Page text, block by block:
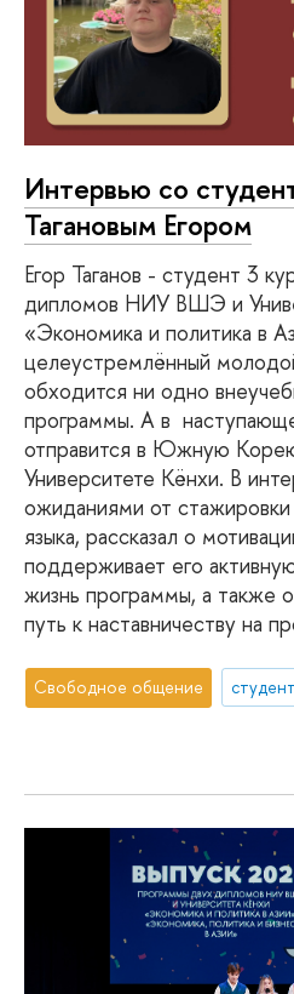
Интервью со
Тагановым Егором
Егор Таганов - студент 3
дипломов НИУ ВШЭ и
«Экономика и политика в
целеустремлённый
обходится ни одно
программы. А в
отправится в Южную
Университете Кёнхи. В
ожиданиями от стажировки
языка, рассказал о
поддерживает его
жизнь программы, а также
путь к наставничеству на
Свободное общение